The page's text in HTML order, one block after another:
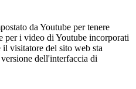
da Youtube per tenere
per i video di Youtube incorporati
il visitatore del sito web sta
dell'interfaccia di